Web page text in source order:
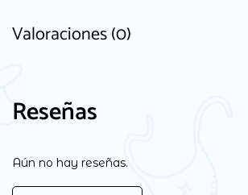
Valoraciones (0)
Reseñas
Aún no hay reseñas.